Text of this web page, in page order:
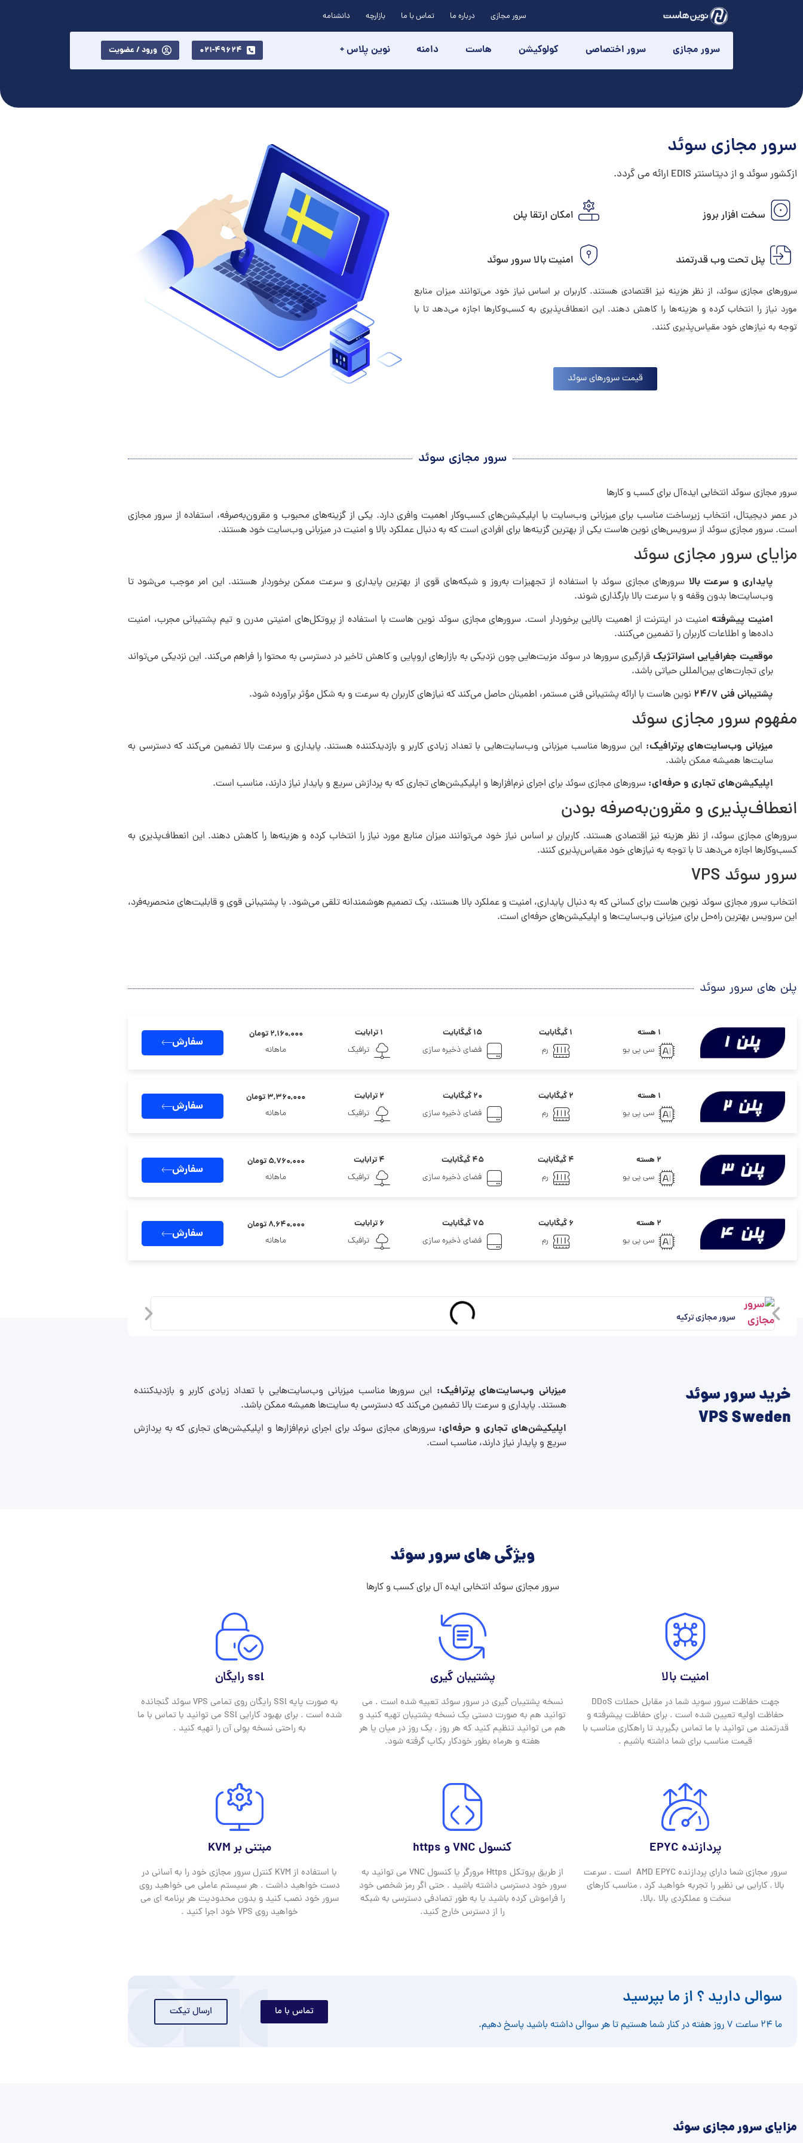
سرور مجازی درباره ما تماس با ما بازارچه دانشنامه
سرور مجازی سرور اختصاصی کولوکیشن هاست دامنه نوین پلاس + 021-49624 ورود / عضویت
سرور مجازی سوئد
ازکشور سوئد و از دیتاسنتر EDIS ارائه می گردد.
سخت افزار بروز امکان ارتقا پلن
پنل تحت وب قدرتمند امنیت بالا سرور سوئد
سرورهای مجازی سوئد، از نظر هزینه نیز اقتصادی هستند. کاربران بر اساس نیاز خود می‌توانند میزان منابع
مورد نیاز را انتخاب کرده و هزینه‌ها را کاهش دهند. این انعطاف‌پذیری به کسب‌وکارها اجازه می‌دهد تا با
توجه به نیازهای خود مقیاس‌پذیری کنند.
قیمت سرورهای سوئد
سرور مجازی سوئد
سرور مجازی سوئد انتخابی ایده‌آل برای کسب‌ و‌ کارها
در عصر دیجیتال، انتخاب زیرساخت مناسب برای میزبانی وب‌سایت یا اپلیکیشن‌های کسب‌وکار اهمیت وافری دارد. یکی از گزینه‌های محبوب و مقرون‌به‌صرفه، استفاده از سرور مجازی
است. سرور مجازی سوئد از سرویس‌های نوین هاست یکی از بهترین گزینه‌ها برای افرادی است که به دنبال عملکرد بالا و امنیت در میزبانی وب‌سایت خود هستند.
مزایای سرور مجازی سوئد
پایداری و سرعت بالا سرورهای مجازی سوئد با استفاده از تجهیزات به‌روز و شبکه‌های قوی از بهترین پایداری و سرعت ممکن برخوردار هستند. این امر موجب می‌شود تا
وب‌سایت‌ها بدون وقفه و با سرعت بالا بارگذاری شوند.
امنیت پیشرفتهامنیت در اینترنت از اهمیت بالایی برخوردار است. سرورهای مجازی سوئد نوین هاست با استفاده از پروتکل‌های امنیتی مدرن و تیم پشتیبانی مجرب، امنیت
داده‌ها و اطلاعات کاربران را تضمین می‌کنند.
موقعیت جغرافیایی استراتژیک قرارگیری سرورها در سوئد مزیت‌هایی چون نزدیکی به بازارهای اروپایی و کاهش تاخیر در دسترسی به محتوا را فراهم می‌کند. این نزدیکی می‌تواند
برای تجارت‌های بین‌المللی حیاتی باشد.
پشتیبانی فنی ۲۴/۷ نوین هاست با ارائه پشتیبانی فنی مستمر، اطمینان حاصل می‌کند که نیازهای کاربران به سرعت و به شکل مؤثر برآورده شود.
مفهوم سرور مجازی سوئد
میزبانی وب‌سایت‌های پرترافیک: این سرورها مناسب میزبانی وب‌سایت‌هایی با تعداد زیادی کاربر و بازدیدکننده هستند. پایداری و سرعت بالا تضمین می‌کند که دسترسی به
سایت‌ها همیشه ممکن باشد.
اپلیکیشن‌های تجاری و حرفه‌ای: سرورهای مجازی سوئد برای اجرای نرم‌افزارها و اپلیکیشن‌های تجاری که به پردازش سریع و پایدار نیاز دارند، مناسب است.
انعطاف‌پذیری و مقرون‌به‌صرفه بودن
سرورهای مجازی سوئد، از نظر هزینه نیز اقتصادی هستند. کاربران بر اساس نیاز خود می‌توانند میزان منابع مورد نیاز را انتخاب کرده و هزینه‌ها را کاهش دهند. این انعطاف‌پذیری به
کسب‌وکارها اجازه می‌دهد تا با توجه به نیازهای خود مقیاس‌پذیری کنند.
سرور سوئد VPS
انتخاب سرور مجازی سوئد نوین هاست برای کسانی که به دنبال پایداری، امنیت و عملکرد بالا هستند، یک تصمیم هوشمندانه تلقی می‌شود. با پشتیبانی قوی و قابلیت‌های منحصر‌به‌فرد،
این سرویس بهترین راه‌حل برای میزبانی وب‌سایت‌ها و اپلیکیشن‌های حرفه‌ای است.
پلن های سرور سوئد
۱ هسته
سی پی یو
۱ گیگابایت
رم
۱۵ گیگابایت
فضای ذخیره سازی
۱ ترابایت
ترافیک
۲,۱۶۰,۰۰۰ تومان
ماهانه
سفارش
۱ هسته
سی پی یو
۲ گیگابایت
رم
۲۰ گیگابایت
فضای ذخیره سازی
۲ ترابایت
ترافیک
۳,۳۶۰,۰۰۰ تومان
ماهانه
سفارش
۲ هسته
سی پی یو
۴ گیگابایت
رم
۴۵ گیگابایت
فضای ذخیره سازی
۴ ترابایت
ترافیک
۵,۷۶۰,۰۰۰ تومان
ماهانه
سفارش
۲ هسته
سی پی یو
۶ گیگابایت
رم
۷۵ گیگابایت
فضای ذخیره سازی
۶ ترابایت
ترافیک
۸,۶۴۰,۰۰۰ تومان
ماهانه
سفارش
سرور مجازی ترکیه
خرید سرور سوئد
VPS Sweden
میزبانی وب‌سایت‌های پرترافیک: این سرورها مناسب میزبانی وب‌سایت‌هایی با تعداد زیادی کاربر و بازدیدکننده
هستند. پایداری و سرعت بالا تضمین می‌کند که دسترسی به سایت‌ها همیشه ممکن باشد.
اپلیکیشن‌های تجاری و حرفه‌ای: سرورهای مجازی سوئد برای اجرای نرم‌افزارها و اپلیکیشن‌های تجاری که به پردازش
سریع و پایدار نیاز دارند، مناسب است.
ویژگی های سرور سوئد
سرور مجازی سوئد انتخابی ایده‌ آل برای کسب‌ و‌ کارها
امنیت بالا
جهت حفاظت سرور سوید شما در مقابل حملات DDoS
حفاظت اولیه تعیین شده است . برای حفاظت پیشرفته و
قدرتمند می توانید با ما تماس بگیرید تا راهکاری مناسب با
قیمت مناسب برای شما داشته باشیم .
پشتیبان گیری
نسخه پشتیبان گیری در سرور سوئد تعبیه شده است . می
توانید هم به صورت دستی یک نسخه پشتیبان تهیه کنید و
هم می توانید تنظیم کنید که هر روز , یک روز در میان یا هر
هفته و هرماه بطور خودکار بکاپ گرفته شود.
ssl رایگان
به صورت پایه SSl رایگان روی تمامی VPS سوئد گنجانده
شده است . برای بهبود کارایی SSl می توانید با تماس با ما
به راحتی نسخه پولی آن را تهیه کنید .
پردازنده EPYC
سرور مجازی شما دارای پردازنده AMD EPYC است . سرعت
بالا , کارایی بی نظیر را تجربه خواهید کرد , مناسب کارهای
سخت و عملکردی بالا .بالا.
کنسول VNC و https
از طریق پروتکل Https مرورگر یا کنسول VNC می توانید به
سرور خود دسترسی داشته باشید . حتی اگر رمز شخصی خود
را فراموش کرده باشید یا به طور تصادفی دسترسی به شبکه
را از دسترس خارج کنید.
مبتنی بر KVM
با استفاده از KVM کنترل سرور مجازی خود را به آسانی در
دست خواهید داشت . هر سیستم عاملی می خواهید روی
سرور خود نصب کنید و بدون محدودیت هر برنامه ای می
خواهید روی VPS خود اجرا کنید .
سوالی دارید ؟ از ما بپرسید
ما ۲۴ ساعت ۷ روز هفته در کنار شما هستیم تا هر سوالی داشته باشید پاسخ دهیم.
تماس با ما ارسال تیکت
مزایای سرور مجازی سوئد